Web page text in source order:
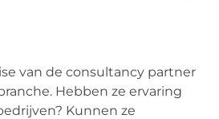
van de consultancy partner
Hebben ze ervaring
Kunnen ze